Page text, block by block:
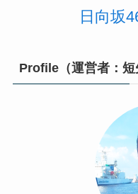
日向坂
Profile（運営者：短